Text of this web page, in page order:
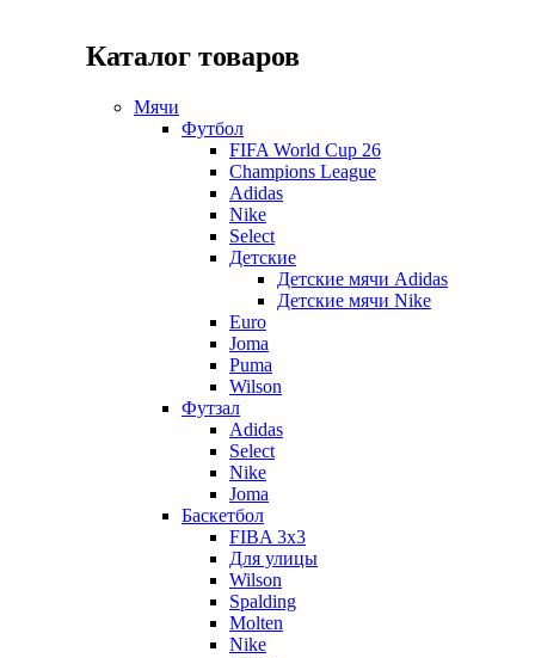
Каталог товаров
Мячи
Футбол
FIFA World Cup 26
Champions League
Adidas
Nike
Select
Детские
Детские мячи Adidas
Детские мячи Nike
Euro
Joma
Puma
Wilson
Футзал
Adidas
Select
Nike
Joma
Баскетбол
FIBA 3x3
Для улицы
Wilson
Spalding
Molten
Nike